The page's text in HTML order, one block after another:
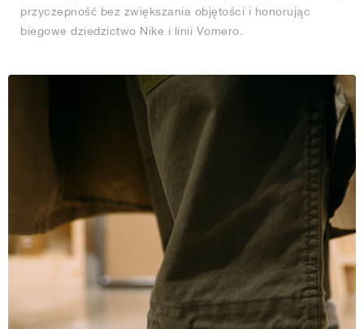
przyczepność bez zwiększania objętości i honorując
biegowe dziedzictwo Nike i linii Vomero.